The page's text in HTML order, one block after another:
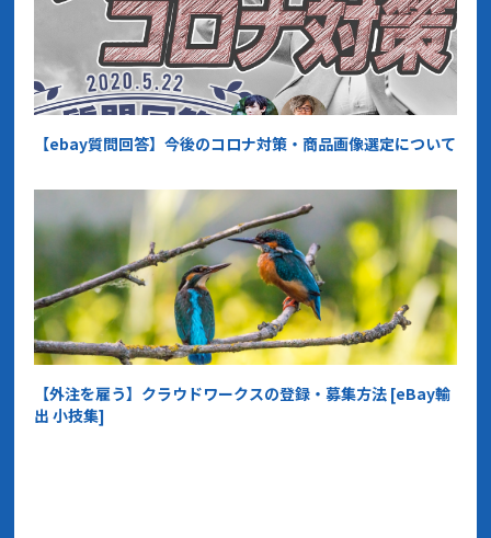
【ebay質問回答】今後のコロナ対策・商品画像選定について
【外注を雇う】クラウドワークスの登録・募集方法 [eBay輸
出 小技集]